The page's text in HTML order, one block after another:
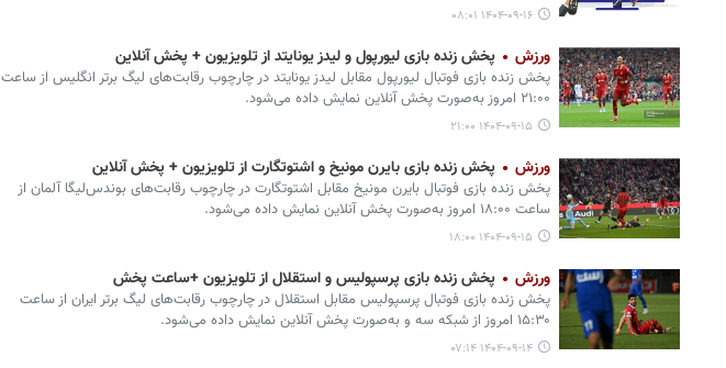
۱۴۰۴-۰۹-۱۶ ۰۸:۰۱
ورزش پخش زنده بازی لیورپول و لیدز یونایتد از تلویزیون + پخش آنلاین
پخش زنده بازی فوتبال لیورپول مقابل لیدز یونایتد در چارچوب رقابت‌های لیگ برتر انگلیس از ساعت
۲۱:۰۰ امروز به‌صورت پخش آنلاین نمایش داده می‌شود.
۱۴۰۴-۰۹-۱۵ ۲۱:۰۰
ورزش پخش زنده بازی بایرن مونیخ و اشتوتگارت از تلویزیون + پخش آنلاین
پخش زنده بازی فوتبال بایرن مونیخ مقابل اشتوتگارت در چارچوب رقابت‌های بوندس‌لیگا آلمان از
ساعت ۱۸:۰۰ امروز به‌صورت پخش آنلاین نمایش داده می‌شود.
۱۴۰۴-۰۹-۱۵ ۱۸:۰۰
ورزش پخش زنده بازی پرسپولیس و استقلال از تلویزیون +ساعت پخش
پخش زنده بازی فوتبال پرسپولیس مقابل استقلال در چارچوب رقابت‌های لیگ برتر ایران از ساعت
۱۵:۳۰ امروز از شبکه سه و به‌صورت پخش آنلاین نمایش داده می‌شود.‌
۱۴۰۴-۰۹-۱۴ ۰۷:۱۴